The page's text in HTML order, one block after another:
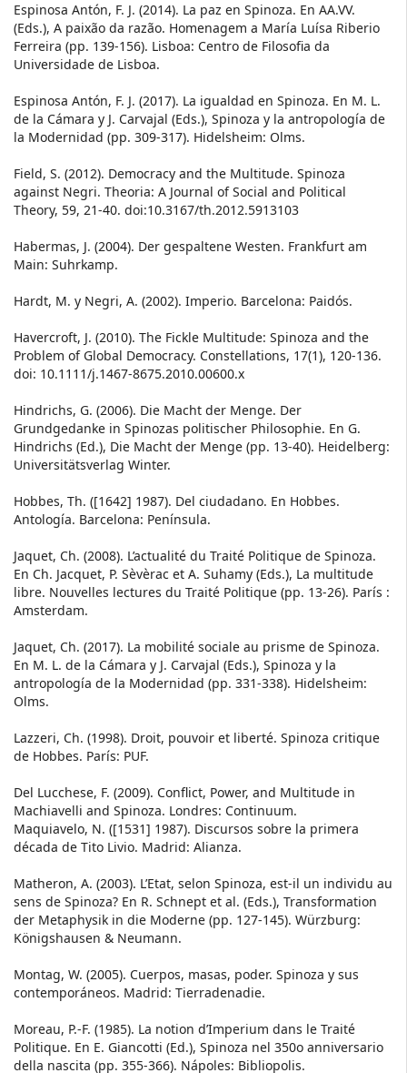
Espinosa Antón, F. J. (2014). La paz en Spinoza. En AA.VV.
(Eds.), A paixão da razão. Homenagem a María Luísa Riberio
Ferreira (pp. 139-156). Lisboa: Centro de Filosofia da
Universidade de Lisboa.
Espinosa Antón, F. J. (2017). La igualdad en Spinoza. En M. L.
de la Cámara y J. Carvajal (Eds.), Spinoza y la antropología de
la Modernidad (pp. 309-317). Hidelsheim: Olms.
Field, S. (2012). Democracy and the Multitude. Spinoza
against Negri. Theoria: A Journal of Social and Political
Theory, 59, 21-40. doi:10.3167/th.2012.5913103
Habermas, J. (2004). Der gespaltene Westen. Frankfurt am
Main: Suhrkamp.
Hardt, M. y Negri, A. (2002). Imperio. Barcelona: Paidós.
Havercroft, J. (2010). The Fickle Multitude: Spinoza and the
Problem of Global Democracy. Constellations, 17(1), 120-136.
doi: 10.1111/j.1467-8675.2010.00600.x
Hindrichs, G. (2006). Die Macht der Menge. Der
Grundgedanke in Spinozas politischer Philosophie. En G.
Hindrichs (Ed.), Die Macht der Menge (pp. 13-40). Heidelberg:
Universitätsverlag Winter.
Hobbes, Th. ([1642] 1987). Del ciudadano. En Hobbes.
Antología. Barcelona: Península.
Jaquet, Ch. (2008). L’actualité du Traité Politique de Spinoza.
En Ch. Jacquet, P. Sèvèrac et A. Suhamy (Eds.), La multitude
libre. Nouvelles lectures du Traité Politique (pp. 13-26). París :
Amsterdam.
Jaquet, Ch. (2017). La mobilité sociale au prisme de Spinoza.
En M. L. de la Cámara y J. Carvajal (Eds.), Spinoza y la
antropología de la Modernidad (pp. 331-338). Hidelsheim:
Olms.
Lazzeri, Ch. (1998). Droit, pouvoir et liberté. Spinoza critique
de Hobbes. París: PUF.
Del Lucchese, F. (2009). Conflict, Power, and Multitude in
Machiavelli and Spinoza. Londres: Continuum.
Maquiavelo, N. ([1531] 1987). Discursos sobre la primera
década de Tito Livio. Madrid: Alianza.
Matheron, A. (2003). L’Etat, selon Spinoza, est-il un individu au
sens de Spinoza? En R. Schnept et al. (Eds.), Transformation
der Metaphysik in die Moderne (pp. 127-145). Würzburg:
Königshausen & Neumann.
Montag, W. (2005). Cuerpos, masas, poder. Spinoza y sus
contemporáneos. Madrid: Tierradenadie.
Moreau, P.-F. (1985). La notion d’Imperium dans le Traité
Politique. En E. Giancotti (Ed.), Spinoza nel 350o anniversario
della nascita (pp. 355-366). Nápoles: Bibliopolis.